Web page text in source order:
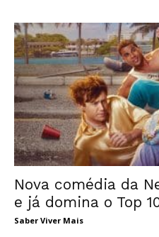
Nova comédia da
e já domina o Top
Saber Viver Mais